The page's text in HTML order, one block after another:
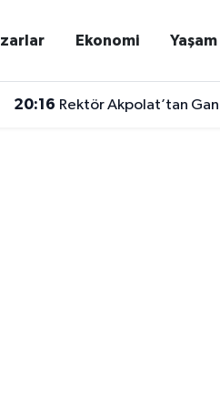
Ekonomi Yaşam
20:16 Rektör Akpolat’tan